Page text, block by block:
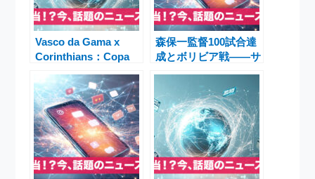
Vasco da Gama x
Corinthians：Copa
do Brasil 2025決勝、
Maracanãでテトラ争
い
森保一監督100試合達
成とボリビア戦――サ
ッカー日本代表・国立
競技場決戦の舞台裏